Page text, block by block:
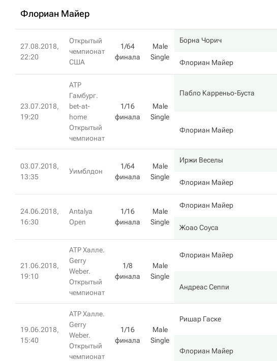
Флориан Майер
27.08.2018,
22:20
Открытый
чемпионат
США
1/64
финала
Male
Single
Борна Чорич
Флориан Майер
23.07.2018,
19:20
ATP
Гамбург.
bet-at-
home
Открытый
чемпионат
1/16
финала
Male
Single
Пабло Карреньо-Буста
Флориан Майер
03.07.2018,
13:35
Уимблдон
1/64
финала
Male
Single
Иржи Веселы
Флориан Майер
24.06.2018,
16:30
Antalya
Open
1/16
финала
Male
Single
Флориан Майер
Жоао Соуса
21.06.2018,
19:10
ATP Халле.
Gerry
Weber.
Открытый
чемпионат
1/8
финала
Male
Single
Флориан Майер
Андреас Сеппи
19.06.2018,
15:40
ATP Халле.
Gerry
Weber.
Открытый
чемпионат
1/16
финала
Male
Single
Ришар Гаске
Флориан Майер